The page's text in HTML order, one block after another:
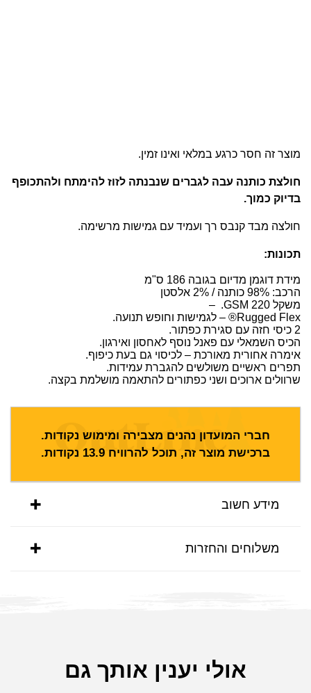
מוצר זה חסר כרגע במלאי ואינו זמין.
חולצת כותנה עבה לגברים שנבנתה לזוז להימתח ולהתכופף
בדיוק כמוך.
חולצה מבד קנבס רך ועמיד עם גמישות מרשימה.
תכונות:
מידת דוגמן מדיום בגובה 186 ס"מ
הרכב: 98% כותנה / 2% אלסטן
משקל 220
GSM
. –
Rugged Flex® – לגמישות וחופש תנועה.
2 כיסי חזה עם סגירת כפתור.
הכיס השמאלי עם פאנל נוסף לאחסון ואירגון.
אימרה אחורית מאורכת – לכיסוי גם בעת כיפוף.
תפרים ראשיים משולשים להגברת עמידות.
שרוולים ארוכים ושני כפתורים להתאמה מושלמת בקצה.
חברי המועדון נהנים מצבירה ומימוש נקודות.
ברכישת מוצר זה, תוכל להרוויח 13.9 נקודות.
מידע חשוב
משלוחים והחזרות
אולי יענין אותך גם